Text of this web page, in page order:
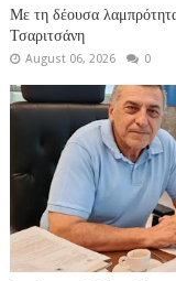
Με τη δέουσα
Τσαριτσάνη
August 06, 2026 0